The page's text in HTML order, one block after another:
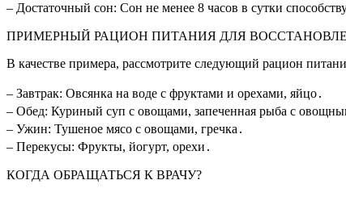
– Достаточный сон: Сон не менее 8 часов в сутки
ПРИМЕРНЫЙ РАЦИОН ПИТАНИЯ ДЛЯ
В качестве примера, рассмотрите следующий рацион
– Завтрак: Овсянка на воде с фруктами и орехами, яйцо․
– Обед: Куриный суп с овощами, запеченная рыба с
– Ужин: Тушеное мясо с овощами, гречка․
– Перекусы: Фрукты, йогурт, орехи․
КОГДА ОБРАЩАТЬСЯ К ВРАЧУ?